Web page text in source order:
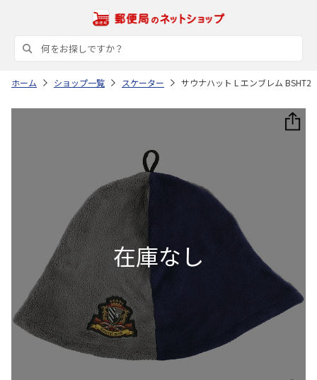
ホーム ショップ一覧 スケーター サウナハット L エンブレム BSHT2